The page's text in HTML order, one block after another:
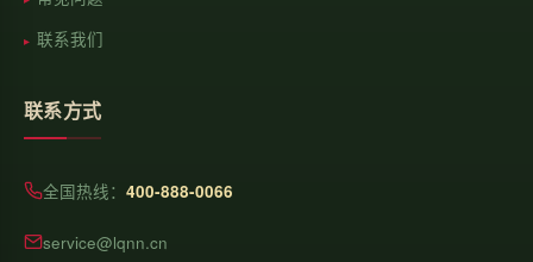
联系我们
联系方式
全国热线： 400-888-0066
service@lqnn.cn